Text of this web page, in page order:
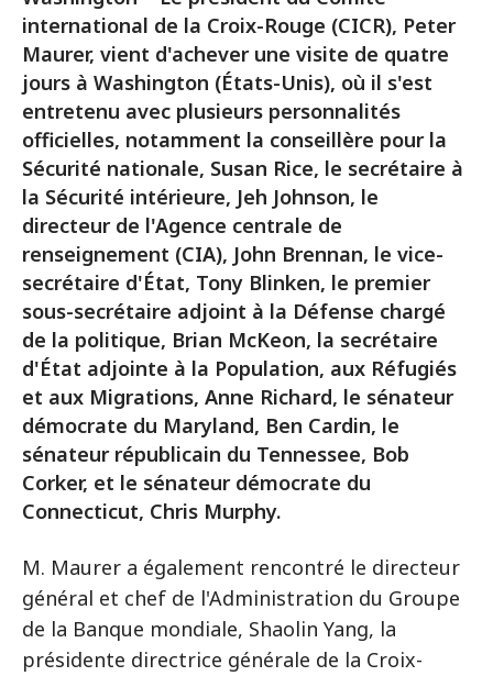
international de la Croix-Rouge (CICR), Peter
Maurer, vient d'achever une visite de quatre
jours à Washington (États-Unis), où il s'est
entretenu avec plusieurs personnalités
officielles, notamment la conseillère pour la
Sécurité nationale, Susan Rice, le secrétaire à
la Sécurité intérieure, Jeh Johnson, le
directeur de l'Agence centrale de
renseignement (CIA), John Brennan, le vice-
secrétaire d'État, Tony Blinken, le premier
sous-secrétaire adjoint à la Défense chargé
de la politique, Brian McKeon, la secrétaire
d'État adjointe à la Population, aux Réfugiés
et aux Migrations, Anne Richard, le sénateur
démocrate du Maryland, Ben Cardin, le
sénateur républicain du Tennessee, Bob
Corker, et le sénateur démocrate du
Connecticut, Chris Murphy.
M. Maurer a également rencontré le directeur
général et chef de l'Administration du Groupe
de la Banque mondiale, Shaolin Yang, la
présidente directrice générale de la Croix-